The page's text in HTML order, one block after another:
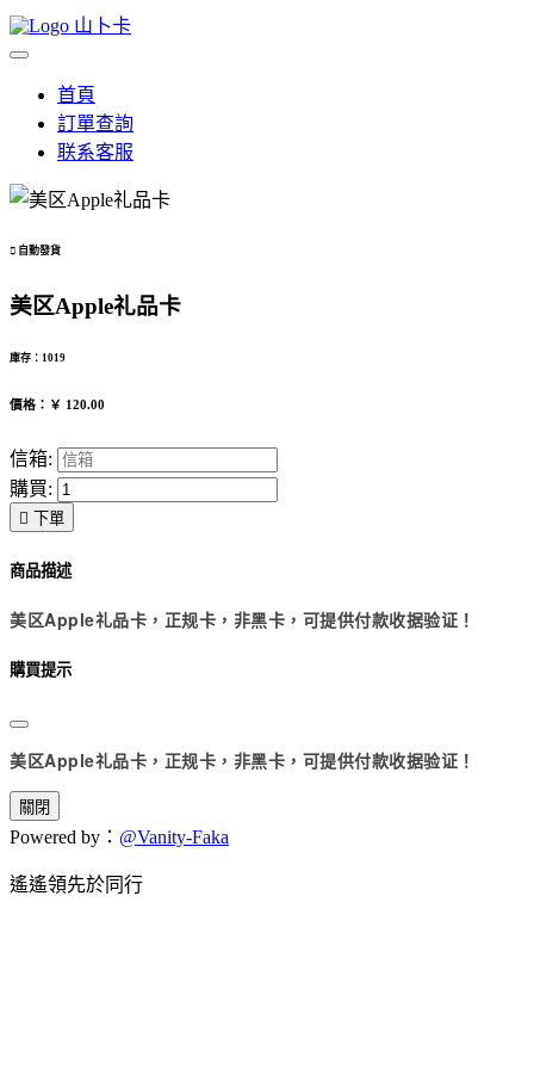
山卜卡
首頁
訂單查詢
联系客服
 自動發貨
美区Apple礼品卡
庫存：1019
價格：￥ 120.00
信箱:
購買:
 下單
商品描述
美区Apple礼品卡，正规卡，非黑卡，可提供付款收据验证！
購買提示
美区Apple礼品卡，正规卡，非黑卡，可提供付款收据验证！
關閉
Powered by： @Vanity-Faka
遙遙領先於同行